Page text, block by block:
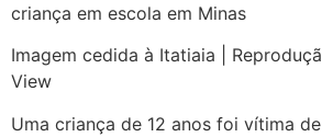
criança em escola em Minas
Imagem cedida à Itatiaia |
View
Uma criança de 12 anos foi vítima